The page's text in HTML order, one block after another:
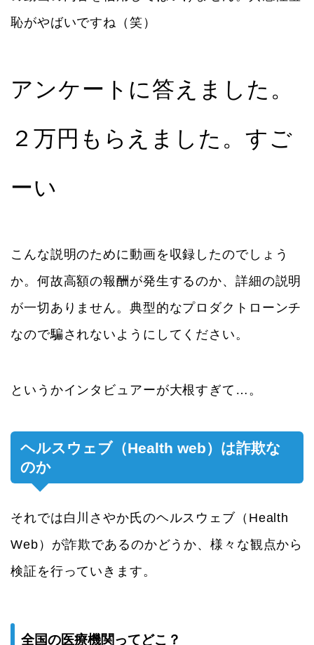
恥がやばいですね（笑）
アンケートに答えました。
２万円もらえました。すご
ーい
こんな説明のために動画を収録したのでしょう
か。何故高額の報酬が発生するのか、詳細の説明
が一切ありません。典型的なプロダクトローンチ
なので騙されないようにしてください。
というかインタビュアーが大根すぎて…。
ヘルスウェブ（Health web）は詐欺な
のか
それでは白川さやか氏のヘルスウェブ（Health
Web）が詐欺であるのかどうか、様々な観点から
検証を行っていきます。
全国の医療機関ってどこ？